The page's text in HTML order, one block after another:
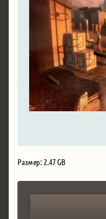
Размер: 2.47 GB